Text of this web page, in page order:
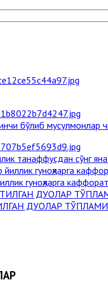
бўлиб мусулмонлар
танаффусдан сўнг
гуноҳларга
ДУОЛАР ТЎПЛАМИ